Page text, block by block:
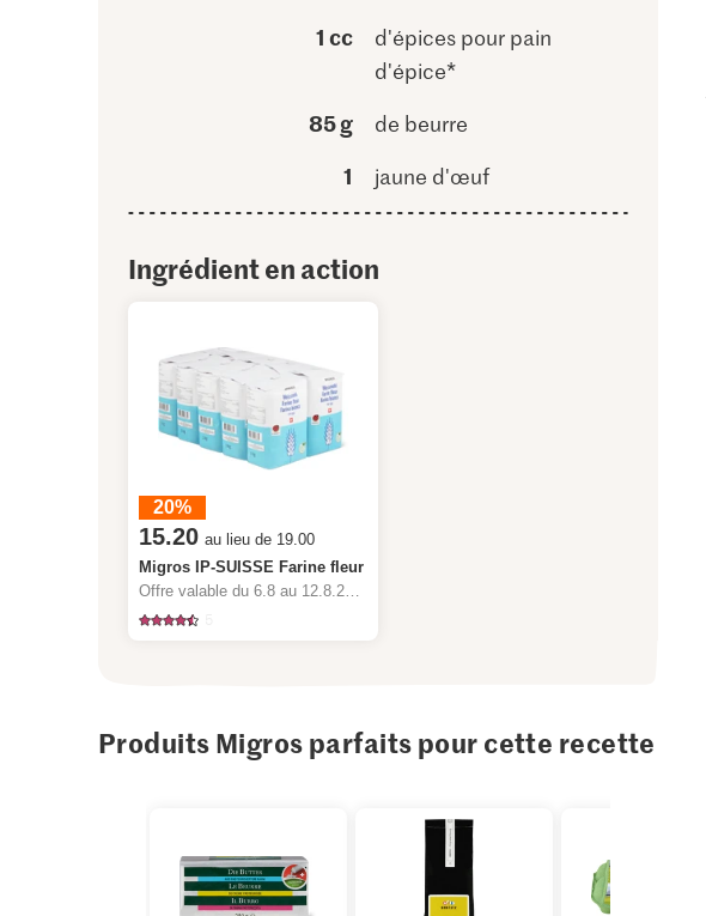
1 cc
d'épices pour pain
d'épice*
85 g de beurre
1 jaune d'œuf
Ingrédient en action
20%
15.20 au lieu de 19.00
Migros IP-SUISSE Farine fleur
Offre valable du 6.8 au 12.8.2026, jusqu’à épuisement du stock.
Produits Migros parfaits pour cette recette